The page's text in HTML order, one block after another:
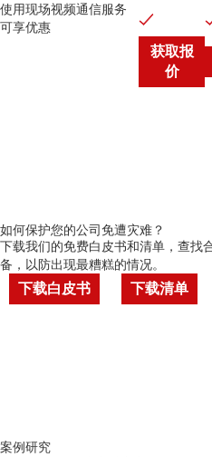
使用现场视频通信服务
可享优惠
获取报
价
如何保护您的公司免遭灾难？
下载我们的免费白皮书和清单，查找
备，以防出现最糟糕的情况。
下载白皮书 下载清单
案例研究